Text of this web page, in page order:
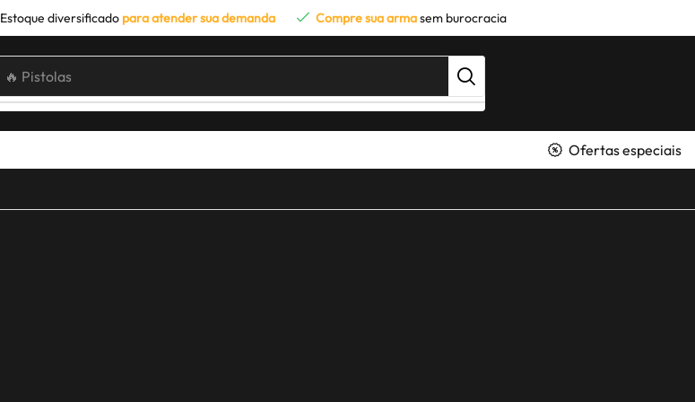
Estoque diversificado para atender sua demanda Compre sua armasem burocracia
🔥 Pistolas
Ofertas especiais